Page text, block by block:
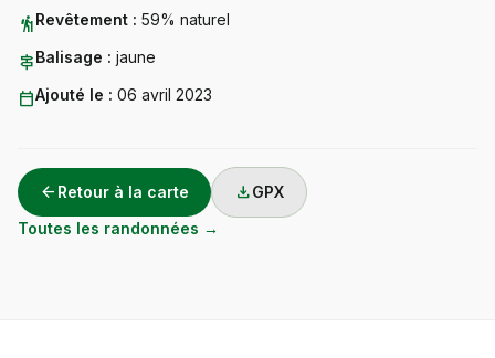
hikingRevêtement : 59% naturel
signpostBalisage : jaune
calendar_todayAjouté le : 06 avril 2023
arrow_back Retour à la carte downloadGPX
Toutes les randonnées →